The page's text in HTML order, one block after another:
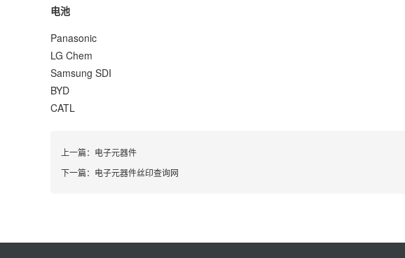
电池
Panasonic
LG Chem
Samsung SDI
BYD
CATL
上一篇： 电子元器件
下一篇： 电子元器件丝印查询网